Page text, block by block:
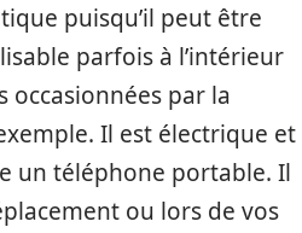
puisqu’il peut être
parfois à l’intérieur
occasionnées par la
Il est électrique et
un téléphone portable. Il
ou lors de vos